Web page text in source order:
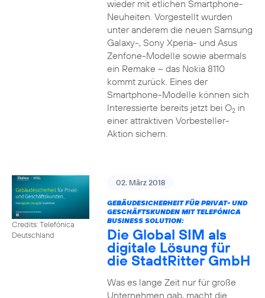
wieder mit etlichen Smartphone-
Neuheiten. Vorgestellt wurden
unter anderem die neuen Samsung
Galaxy-, Sony Xperia- und Asus
Zenfone-Modelle sowie abermals
ein Remake – das Nokia 8110
kommt zurück. Eines der
Smartphone-Modelle können sich
Interessierte bereits jetzt bei O2in
einer attraktiven Vorbesteller-
Aktion sichern.
Credits: Telefónica
Deutschland
02. März 2018
GEBÄUDESICHERHEIT FÜR PRIVAT- UND
GESCHÄFTSKUNDEN MIT TELEFÓNICA
BUSINESS SOLUTION:
Die Global SIM als
digitale Lösung für
die StadtRitter GmbH
Was es lange Zeit nur für große
Unternehmen gab, macht die